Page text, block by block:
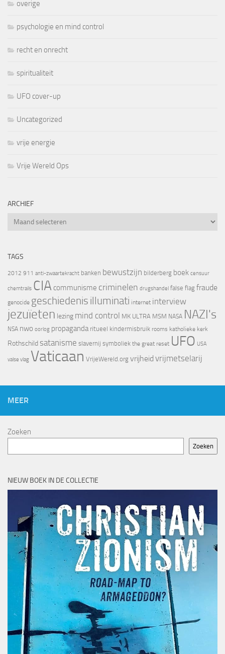
overige
psychologie en mind control
recht en onrecht
spiritualiteit
UFO cover-up
Uncategorized
vrije energie
Vrije Wereld Ops
ARCHIEF
Archief
TAGS
2012 911 anti-zwaartekracht banken bewustzijn bilderberg boek censuur
chemtrails CIA communisme criminelen drugshandel false flag fraude
genocide geschiedenis illuminati internet interview
jezuïeten lezing mind control MK ULTRA MSM NASA NAZI's
NSA nwo oorlog propaganda ritueel kindermisbruik rooms katholieke kerk
Rothschild satanisme slavernij symboliek the great reset UFO USA
valse vlag Vaticaan VrijeWereld.org vrijheid vrijmetselarij
MEER
Zoeken
Zoeken
NIEUW BOEK IN DE COLLECTIE